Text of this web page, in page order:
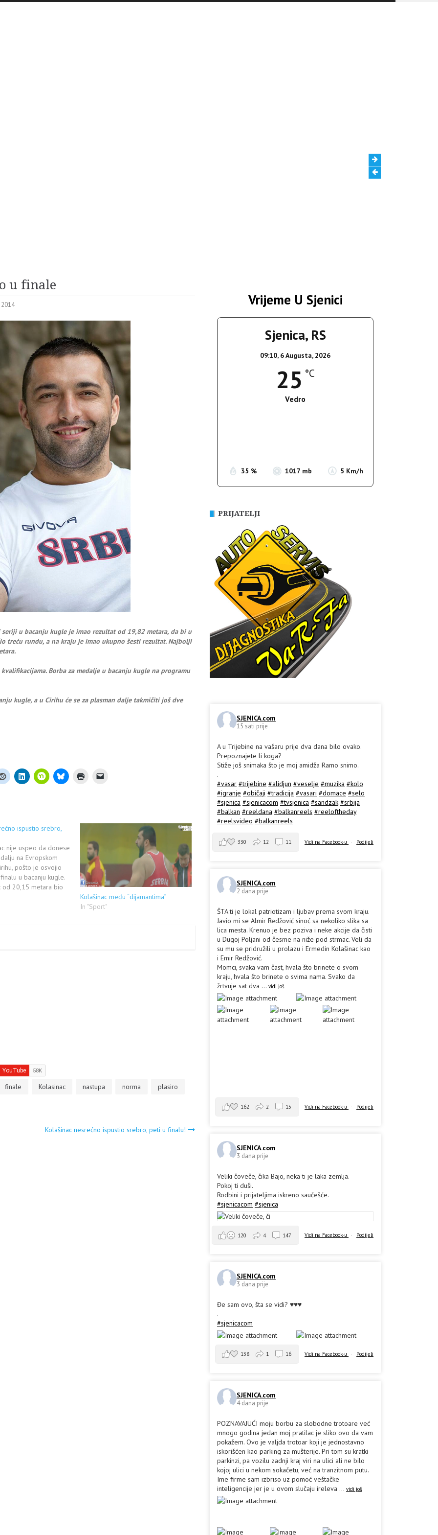
u finale
u bacanju kugle je imao rezultat od 19,82 metara, da bi u
treću rundu, a na kraju je imao ukupno šesti rezultat. Najbolji
Borba za medalje u bacanju kugle na programu
kugle, a u Cirihu će se za plasman dalje takmičiti još dve
ispustio srebro,
nije uspeo da donese
na Evropskom
pošto je osvojio
u bacanju kugle.
od 20,15 metara bio
u finale, gde su
Kolašinac među “dijamantima”
In "Sport"
finale Kolasinac nastupa norma
plasiro
Kolašinac nesrećno ispustio srebro, peti u finalu!
Vrijeme U Sjenici
Sjenica, RS
09:10, 6 Augusta, 2026
25 °C
Vedro
35 % 1017 mb 5 Km/h
PRIJATELJI
SJENICA.com
15 sati prije
A u Trijebine na vašaru prije dva dana bilo ovako.
Prepoznajete li koga?
Stiže još snimaka što je moj amidža Ramo snimo.
.
#vasar #trijebine #alidjun #veselje #muzika #kolo
#igranje #običaji #tradicija #vasari #domace #selo
#sjenica #sjenicacom #tvsjenica #sandzak #srbija
#balkan #reeldana #balkanreels #reeloftheday
#reelsvideo #balkanreels
Vidi na Facebook-u · Podijeli
330 12 11
SJENICA.com
2 dana prije
ŠTA ti je lokal patriotizam i ljubav prema svom kraju.
Javio mi se Almir Redžović sinoć sa nekoliko slika sa
lica mesta. Krenuo je bez poziva i neke akcije da čisti
u Dugoj Poljani od česme na niže pod strmac. Veli da
su mu se pridružili u prolazu i Ermedin Kolašinac kao
i Emir Redžović.
Momci, svaka vam čast, hvala što brinete o svom
kraju, hvala što brinete o svima nama. Svako da
žrtvuje sat dva ... vidi još
Vidi na Facebook-u · Podijeli
162 2 15
SJENICA.com
3 dana prije
Veliki čoveče, čika Bajo, neka ti je laka zemlja.
Pokoj ti duši.
Rodbini i prijateljima iskreno saučešće.
#sjenicacom #sjenica
Vidi na Facebook-u · Podijeli
120 4 147
SJENICA.com
3 dana prije
Đe sam ovo, šta se vidi? ♥️♥️♥️
.
#sjenicacom
Vidi na Facebook-u · Podijeli
138 1 16
SJENICA.com
4 dana prije
POZNAVAJUĆI moju borbu za slobodne trotoare već
mnogo godina jedan moj pratilac je sliko ovo da vam
pokažem. Ovo je valjda trotoar koji je jednostavno
iskorišćen kao parking za mušterije. Pri tom su kratki
parkinzi, pa vozilu zadnji kraj viri na ulici ali ne bilo
kojoj ulici u nekom sokačetu, već na tranzitnom putu.
Ime firme sam izbriso uz pomoć veštačke
inteligencije jer je u ovom slučaju ireleva ... vidi još